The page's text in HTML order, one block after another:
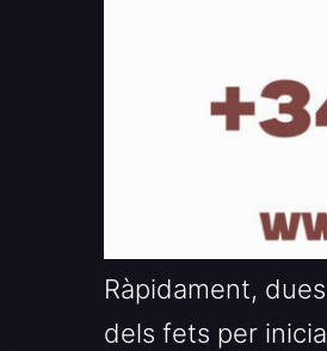
Ràpidament,
dels fets per